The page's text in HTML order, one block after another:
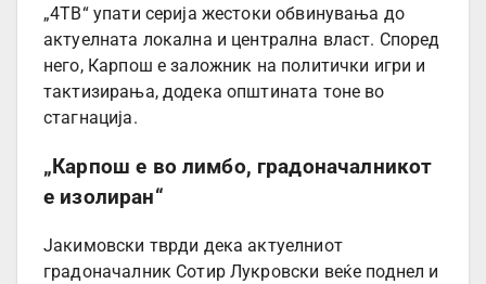
„4ТВ“ упати серија жестоки обвинувања до
актуелната локална и централна власт. Според
него, Карпош е заложник на политички игри и
тактизирања, додека општината тоне во
стагнација.
„Карпош е во лимбо, градоначалникот
е изолиран“
Јакимовски тврди дека актуелниот
градоначалник Сотир Лукровски веќе поднел и